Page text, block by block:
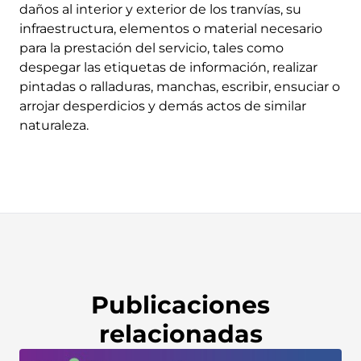
daños al interior y exterior de los tranvías, su
infraestructura, elementos o material necesario
para la prestación del servicio, tales como
despegar las etiquetas de información, realizar
pintadas o ralladuras, manchas, escribir, ensuciar o
arrojar desperdicios y demás actos de similar
naturaleza.
Publicaciones
relacionadas